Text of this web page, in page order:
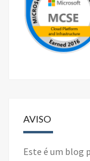
AVISO
Este é um blog